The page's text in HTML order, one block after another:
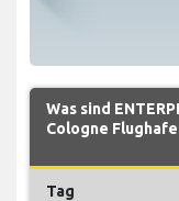
Was sind
Cologne
Tag